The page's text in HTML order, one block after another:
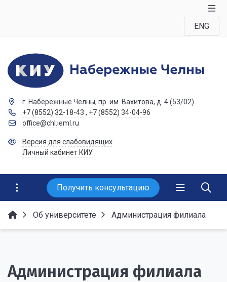
ENG
г. Набережные Челны, пр. им. Вахитова, д. 4 (53/02)
+7 (8552) 32-18-43 , +7 (8552) 34-04-96
office@chl.ieml.ru
Версия для слабовидящих
Личный кабинет КИУ
Получить консультацию
Об университете Администрация филиала
Администрация филиала